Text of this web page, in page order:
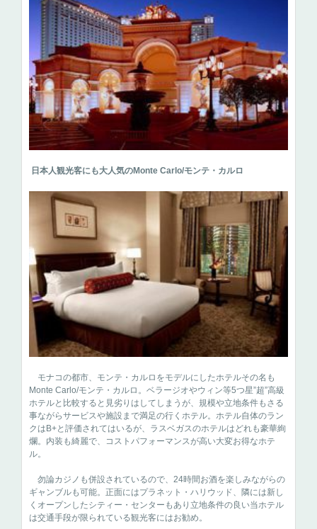
日本人観光客にも大人気のMonte Carlo/モンテ・カルロ
モナコの都市、モンテ・カルロをモデルにしたホテルその名も
Monte Carlo/モンテ・カルロ。ベラージオやウィン等5つ星”超”高級
ホテルと比較すると見劣りはしてしまうが、規模や立地条件もさる
事ながらサービスや施設まで満足の行くホテル。ホテル自体のラン
クはB+と評価されてはいるが、ラスベガスのホテルはどれも豪華絢
爛。内装も綺麗で、コストパフォーマンスが高い大変お得なホテ
ル。
勿論カジノも併設されているので、24時間お酒を楽しみながらの
ギャンブルも可能。正面にはプラネット・ハリウッド、隣には新し
くオープンしたシティー・センターもあり立地条件の良い当ホテル
は交通手段が限られている観光客にはお勧め。